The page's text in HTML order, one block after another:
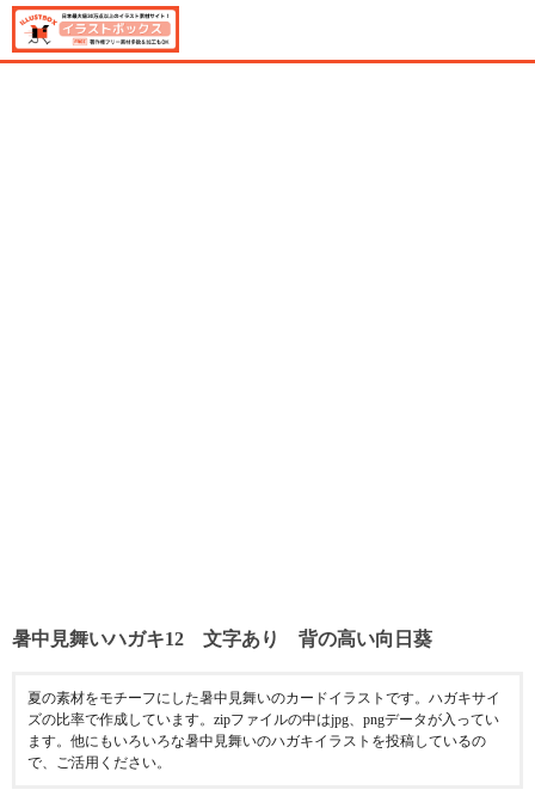
暑中見舞いハガキ12 文字あり 背の高い向日葵
夏の素材をモチーフにした暑中見舞いのカードイラストです。ハガキサイ
ズの比率で作成しています。zipファイルの中はjpg、pngデータが入ってい
ます。他にもいろいろな暑中見舞いのハガキイラストを投稿しているの
で、ご活用ください。